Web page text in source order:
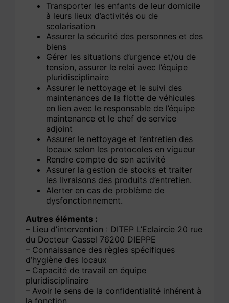
Transporter les enfants de leur domicile
à leurs lieux d’activités ou de
scolarisation
Assurer la sécurité des personnes et des
biens
Gérer les situations d’urgence et/ou de
tension, assurer le relai avec l’équipe
pluridisciplinaire
Assurer le nettoyage et le suivi des
maintenances de la flotte de véhicules
en lien avec le responsable de l’équipe
maintenance et le chef de service
adjoint
Assurer le nettoyage et l’entretien des
locaux selon les protocoles en vigueur
Rendre compte de son activité
Assurer la gestion de stocks et traiter
les livraisons des produits d’entretien.
Alerter en cas de problème de
dysfonctionnement.
Autres éléments :
– Lieu d’intervention : DITEP L’Eclaircie 20 rue
du Docteur Cassel 76200 DIEPPE
– Connaissance des règles spécifiques
d’hygiène des locaux
– Capacité de travail en équipe
pluridisciplinaire
– Avoir le sens de la confidentialité inhérent à